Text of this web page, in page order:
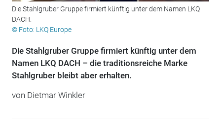
Die Stahlgruber Gruppe firmiert künftig unter dem Namen LKQ
DACH.
© Foto: LKQ Europe
Die Stahlgruber Gruppe firmiert künftig unter dem
Namen LKQ DACH – die traditionsreiche Marke
Stahlgruber bleibt aber erhalten.
von Dietmar Winkler